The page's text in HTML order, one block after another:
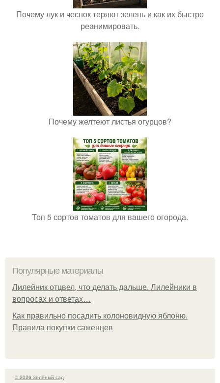
Почему лук и чеснок теряют зелень и как их быстро
реанимировать.
Почему желтеют листья огурцов?
Топ 5 сортов томатов для вашего огорода.
Популярные материалы
Лилейник отцвел, что делать дальше. Лилейники в
вопросах и ответах…
Как правильно посадить колоновидную яблоню.
Правила покупки саженцев
© 2026 Зелёный сад